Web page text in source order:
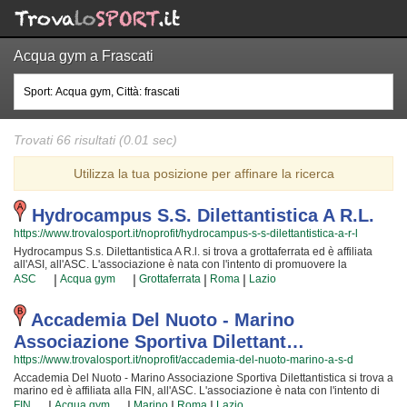
Acqua gym a Frascati
Trovati 66 risultati (0.01 sec)
Utilizza la tua posizione per affinare la ricerca
Hydrocampus S.s. Dilettantistica A R.l.
https://www.trovalosport.it/noprofit/hydrocampus-s-s-dilettantistica-a-r-l
Hydrocampus S.s. Dilettantistica A R.l. si trova a grottaferrata ed è affiliata
all'ASI, all'ASC. L'associazione è nata con l'intento di promuovere la
pallanuoto organizzando corsi rivolti a bambini e ragazzi. Hydrocampus S.s.
Dilettantistica A R.l. è radicata nella comunità di grottaferrata e al loro interno
sono cresciute generazioni di bambini e ragazzi che hanno imparato i valori
fondamentali dello sport e l'importanza del lavoro di squadra. I loro istruttori
di pallanuoto sono tra i più esperti e qualificati della zona e sono
sicuramente i più adatti a sviluppare il talento dei bambini che iniziano a
giocare e dei ragazzi che vogliono raggiungere livelli di eccellenza. Per
questo motivo Hydrocampus S.s. Dilettantistica A R.l. sarà lieta di accogliere
anche tuo figlio all'interno dell'associazione, perché possa raggiungere il
successo che merita in un ambiente amichevole e con un sacco di nuovi
amici. Gli allenamenti si svolgono in piscina a {city} e coincidono con il
ASC | Acqua gym | Grottaferrata | Roma | Lazio
Accademia Del Nuoto - Marino
Associazione Sportiva Dilettant…
https://www.trovalosport.it/noprofit/accademia-del-nuoto-marino-a-s-d
Accademia Del Nuoto - Marino Associazione Sportiva Dilettantistica si trova a
marino ed è affiliata alla FIN, all'ASC. L'associazione è nata con l'intento di
incrementare la forma fisica e il benessere delle persone organizzando corsi